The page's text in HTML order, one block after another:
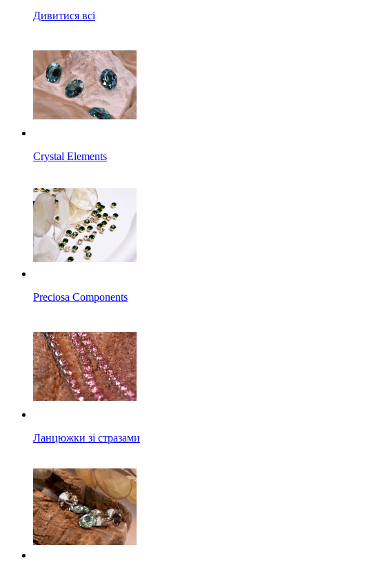
Дивитися всі
Crystal Elements
Preciosa Components
Ланцюжки зі стразами